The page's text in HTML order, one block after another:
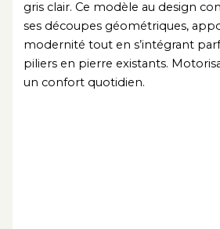
gris clair. Ce modèle au design
ses découpes géométriques,
modernité tout en s’intégrant
piliers en pierre existants.
un confort quotidien.